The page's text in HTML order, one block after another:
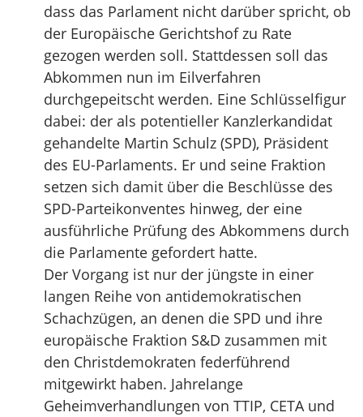
dass das Parlament nicht darüber spricht, ob
der Europäische Gerichtshof zu Rate
gezogen werden soll. Stattdessen soll das
Abkommen nun im Eilverfahren
durchgepeitscht werden. Eine Schlüsselfigur
dabei: der als potentieller Kanzlerkandidat
gehandelte Martin Schulz (SPD), Präsident
des EU-Parlaments. Er und seine Fraktion
setzen sich damit über die Beschlüsse des
SPD-Parteikonventes hinweg, der eine
ausführliche Prüfung des Abkommens durch
die Parlamente gefordert hatte.
Der Vorgang ist nur der jüngste in einer
langen Reihe von antidemokratischen
Schachzügen, an denen die SPD und ihre
europäische Fraktion S&D zusammen mit
den Christdemokraten federführend
mitgewirkt haben. Jahrelange
Geheimverhandlungen von TTIP, CETA und